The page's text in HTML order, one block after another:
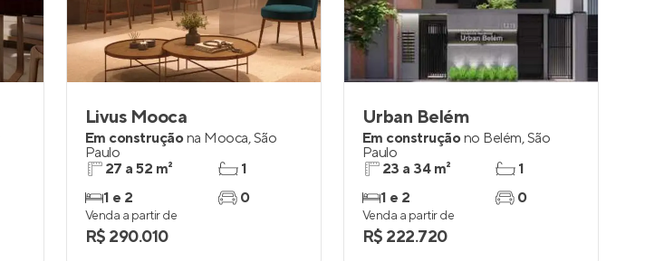
Livus Mooca
Em construçãona Mooca,São
Paulo
27 a 52 m²
1 e 2
1
0
Venda a partir de
R$ 290.010
Urban Belém
Em construçãono Belém,São
Paulo
23 a 34 m²
1 e 2
1
0
Venda a partir de
R$ 222.720